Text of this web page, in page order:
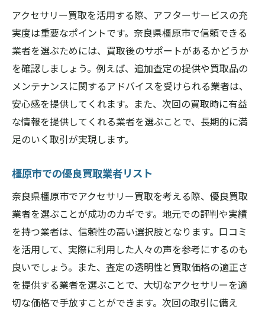
アクセサリー買取を活用する際、アフターサービスの充
実度は重要なポイントです。奈良県橿原市で信頼できる
業者を選ぶためには、買取後のサポートがあるかどうか
を確認しましょう。例えば、追加査定の提供や買取品の
メンテナンスに関するアドバイスを受けられる業者は、
安心感を提供してくれます。また、次回の買取時に有益
な情報を提供してくれる業者を選ぶことで、長期的に満
足のいく取引が実現します。
橿原市での優良買取業者リスト
奈良県橿原市でアクセサリー買取を考える際、優良買取
業者を選ぶことが成功のカギです。地元での評判や実績
を持つ業者は、信頼性の高い選択肢となります。口コミ
を活用して、実際に利用した人々の声を参考にするのも
良いでしょう。また、査定の透明性と買取価格の適正さ
を提供する業者を選ぶことで、大切なアクセサリーを適
切な価格で手放すことができます。次回の取引に備え